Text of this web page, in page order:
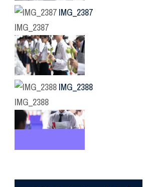
IMG_2387
IMG_2387
IMG_2388
IMG_2388